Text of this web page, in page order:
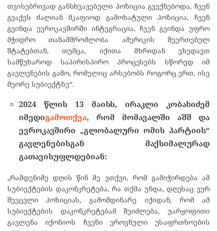
თვისებრივად განსხვავებული პოზიცია გვექნებოდა, ჩვენ
გვაქვს ძალიან მკაფიოდ გამოხატული პოზიცია, ჩვენ
გვინდა ევროკავშირში ინტეგრაცია, ჩვენ გვინდა უფრო
მჭიდრო თანამშრომლობა ამერიკის შეერთებულ
შტატებთან, თუმცა, იქითა მხრიდან ვხედავთ
სამწუხაროდ საპირისპირო პროცესებს სწორედ იმ
გავლენების გამო, რომელიც არსებობს როგორც ერთ, ისე
მეორე სუბიექტზე“.
2024 წლის 13 მაისს, ირაკლი
კობახიძემ
იმედიგამოთქვა, რომ მომავალში აშშ
და
ევროკავშირი „გლობალური ომის პარტიის“
გავლენებისგან
მაქსიმალურად
გათავისუფლდებიან:
„რამდენიმე დღის წინ მე ვთქვი, რომ გამიჭირდება ამ
სუბიექტების დაკონკრეტება, რა თქმა უნდა, დღესაც ვერ
შევცვლი პოზიციას, გამომდინარე იქიდან, რომ ამ
სუბიექტების დაკონკრეტებამ შეიძლება, უარყოფითი
გავლენა იქონიოს ჩვენი ეროვნული უსაფრთხოების